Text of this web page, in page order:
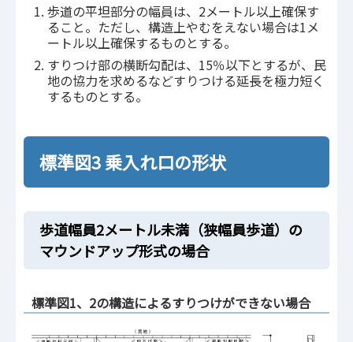
歩道の平坦部分の幅員は、2メートル以上確保す
ること。ただし、構造上やむをえない場合は1メ
ートル以上確保するものとする。
すりつけ部の横断勾配は、15％以下とするが、民
地の協力を求めるなどすりつける延長を極力短く
するものとする。
標準図3 乗入れ口の形状
歩道幅員2メートル未満（狭幅員歩道）の
マウンドアップ形式の場合
標準図1、2の構造によるすりつけができない場合